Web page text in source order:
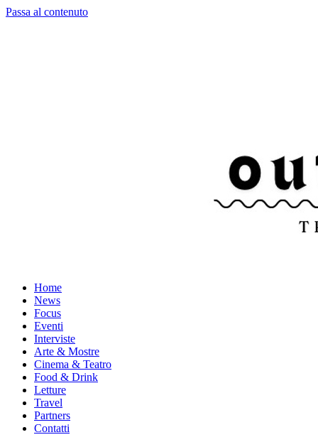
Passa al contenuto
Home
News
Focus
Eventi
Interviste
Arte & Mostre
Cinema & Teatro
Food & Drink
Letture
Travel
Partners
Contatti